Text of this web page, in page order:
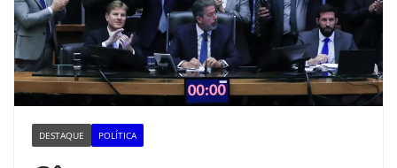
DESTAQUE POLÍTICA